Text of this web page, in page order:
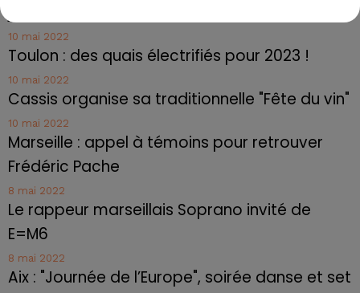
10 mai 2022
Toulon : des quais électrifiés pour 2023 !
10 mai 2022
Cassis organise sa traditionnelle "Fête du vin"
10 mai 2022
Marseille : appel à témoins pour retrouver
Frédéric Pache
8 mai 2022
Le rappeur marseillais Soprano invité de
E=M6
8 mai 2022
Aix : "Journée de l’Europe", soirée danse et set